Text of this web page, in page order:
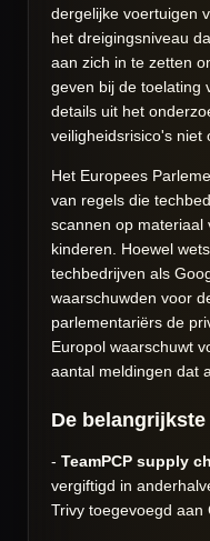
dergelijke voertuigen
het dreigingsniveau
aan zich in te zetten
geven bij de toelating
details uit het
veiligheidsrisico's niet
Het Europees
van regels die
scannen op materiaal
kinderen. Hoewel
techbedrijven als
waarschuwden voor
parlementariërs de
Europol waarschuwt
aantal meldingen dat
De
- TeamPCP supply
vergiftigd in
Trivy toegevoegd aan